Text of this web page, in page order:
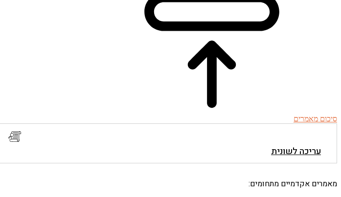
סיכום מאמרים
עריכה לשונית
מאמרים אקדמיים מתחומים: